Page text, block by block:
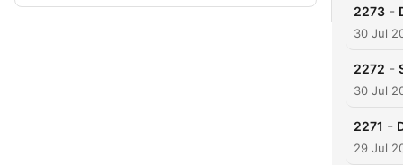
2273 -
30 Jul
2272 -
30 Jul
2271 -
29 Jul